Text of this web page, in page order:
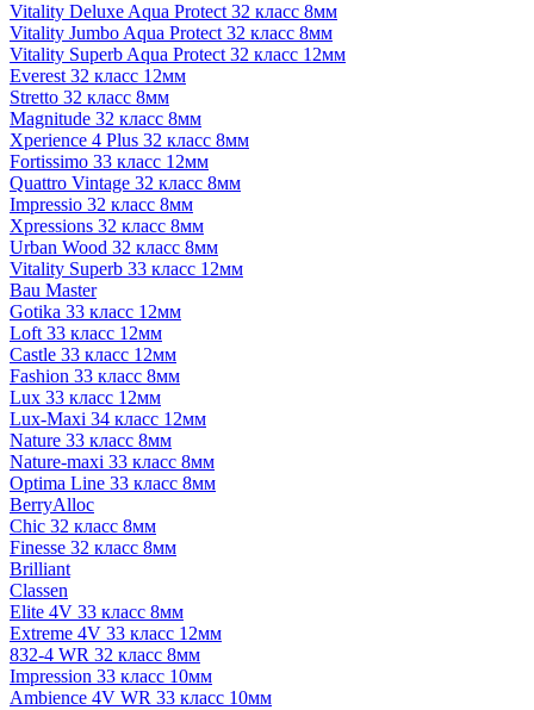
Vitality Deluxe Aqua Protect 32 класс 8мм
Vitality Jumbo Aqua Protect 32 класс 8мм
Vitality Superb Aqua Protect 32 класс 12мм
Everest 32 класс 12мм
Stretto 32 класс 8мм
Magnitude 32 класс 8мм
Xperience 4 Plus 32 класс 8мм
Fortissimo 33 класс 12мм
Quattro Vintage 32 класс 8мм
Impressio 32 класс 8мм
Xpressions 32 класс 8мм
Urban Wood 32 класс 8мм
Vitality Superb 33 класс 12мм
Bau Master
Gotika 33 класс 12мм
Loft 33 класс 12мм
Castle 33 класс 12мм
Fashion 33 класс 8мм
Lux 33 класс 12мм
Lux-Maxi 34 класс 12мм
Nature 33 класс 8мм
Nature-maxi 33 класс 8мм
Optima Line 33 класс 8мм
BerryAlloc
Chic 32 класс 8мм
Finesse 32 класс 8мм
Brilliant
Classen
Elite 4V 33 класс 8мм
Extreme 4V 33 класс 12мм
832-4 WR 32 класс 8мм
Impression 33 класс 10мм
Ambience 4V WR 33 класс 10мм